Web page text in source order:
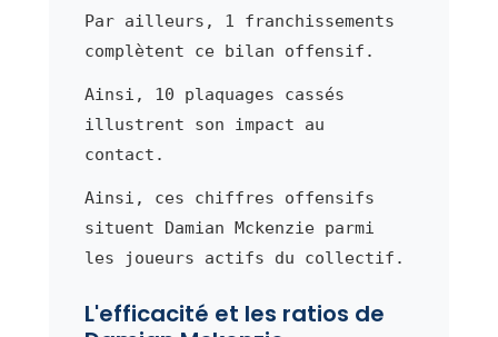
Par ailleurs, 1 franchissements
complètent ce bilan offensif.
Ainsi, 10 plaquages cassés
illustrent son impact au
contact.
Ainsi, ces chiffres offensifs
situent Damian Mckenzie parmi
les joueurs actifs du collectif.
L'efficacité et les ratios de